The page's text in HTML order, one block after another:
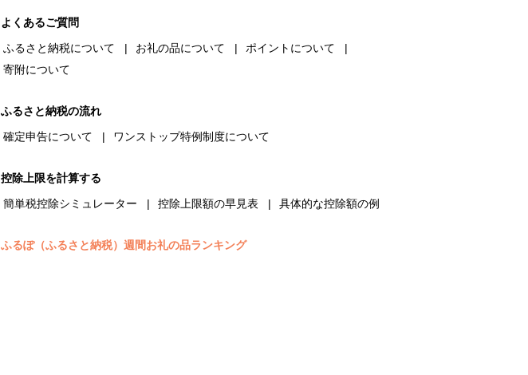
よくあるご質問
ふるさと納税について
お礼の品について
ポイントについて
寄附について
ふるさと納税の流れ
確定申告について
ワンストップ特例制度について
控除上限を計算する
簡単税控除シミュレーター
控除上限額の早見表 具体的な控除額の例
ふるぽ（ふるさと納税）週間お礼の品ランキング